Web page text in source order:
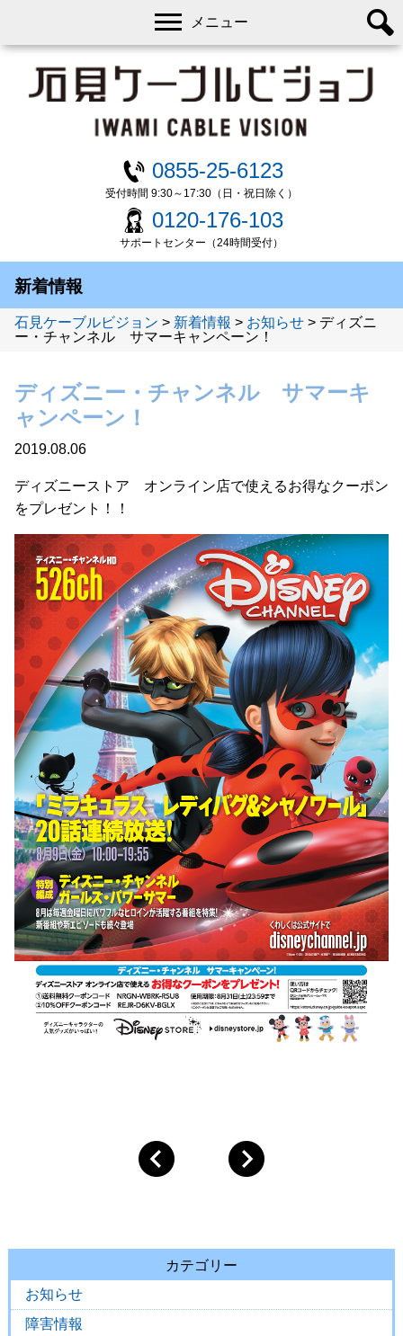
0855-25-6123
受付時間 9:30～17:30（日・祝日除く）
0120-176-103
サポートセンター（24時間受付）
メニュー
新着情報
石見ケーブルビジョン > 新着情報 > お知らせ > ディズニ
ー・チャンネル サマーキャンペーン！
ディズニー・チャンネル サマーキ
ャンペーン！
2019.08.06
ディズニーストア オンライン店で使えるお得なクーポン
をプレゼント！！
カテゴリー
お知らせ
障害情報